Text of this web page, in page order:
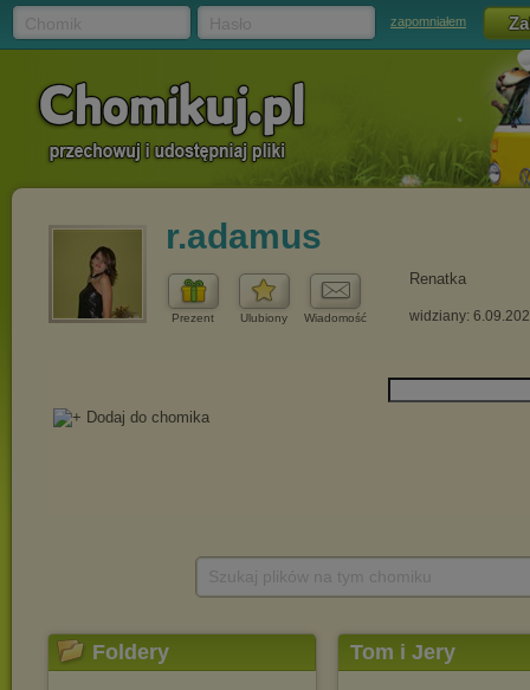
zapomniałem
r.adamus
Prezent Ulubiony Wiadomość
Renatka
widziany:
Foldery Tom i Jery